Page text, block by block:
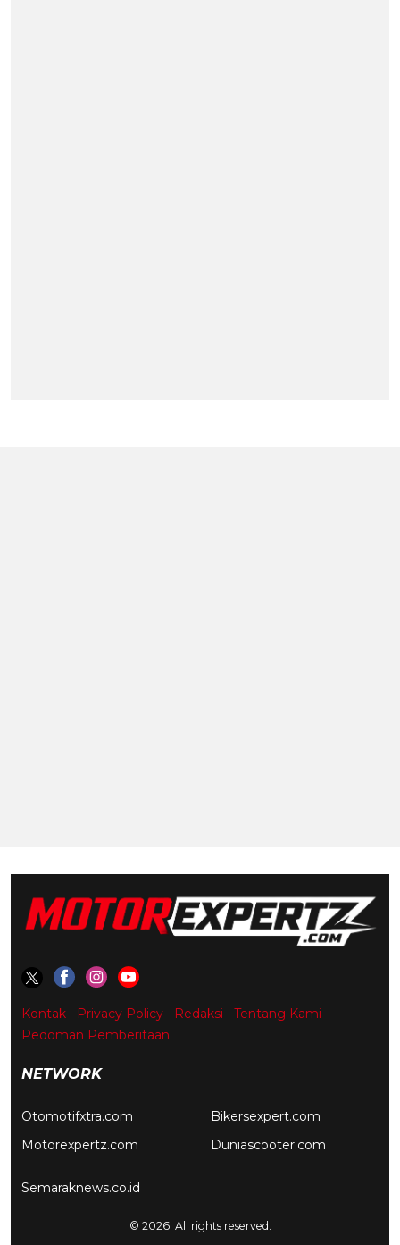
Kontak Privacy Policy Redaksi
Tentang Kami
Pedoman Pemberitaan
NETWORK
Otomotifxtra.com
Motorexpertz.com
Bikersexpert.com
Duniascooter.com
Semaraknews.co.id
© 2026. All rights reserved.